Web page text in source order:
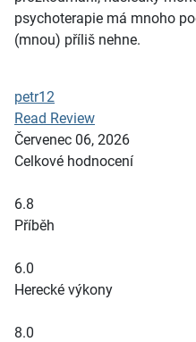
psychoterapie má mnoho
(mnou) příliš nehne.
petr12
Read Review
Červenec 06, 2026
Celkové hodnocení
6.8
Příběh
6.0
Herecké výkony
8.0